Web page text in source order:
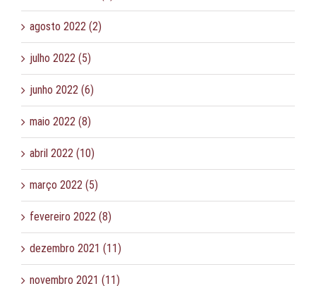
agosto 2022 (2)
julho 2022 (5)
junho 2022 (6)
maio 2022 (8)
abril 2022 (10)
março 2022 (5)
fevereiro 2022 (8)
dezembro 2021 (11)
novembro 2021 (11)